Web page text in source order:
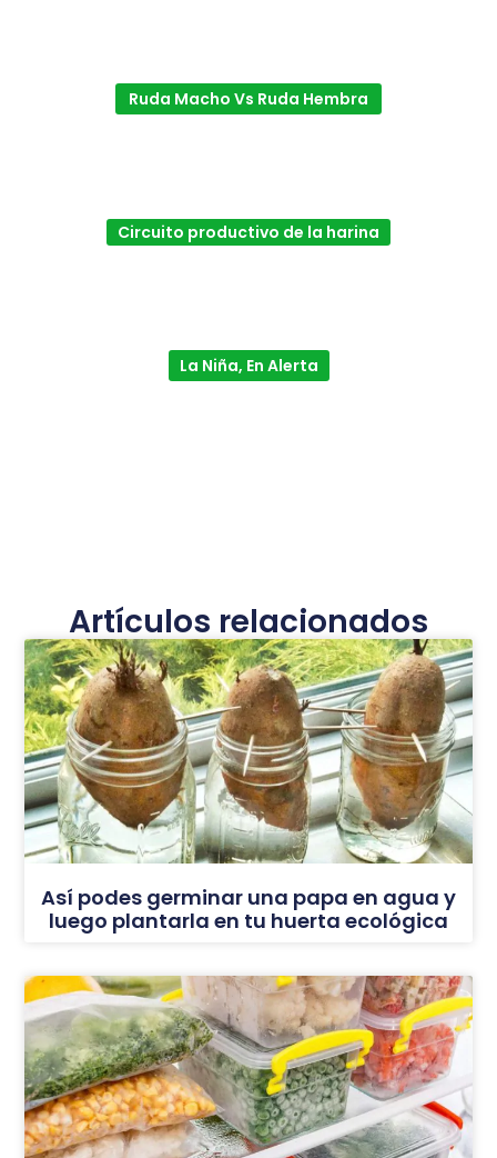
Ruda Macho Vs Ruda Hembra
Circuito productivo de la harina
La Niña, En Alerta
Artículos relacionados
Así podes germinar una papa en agua y
luego plantarla en tu huerta ecológica